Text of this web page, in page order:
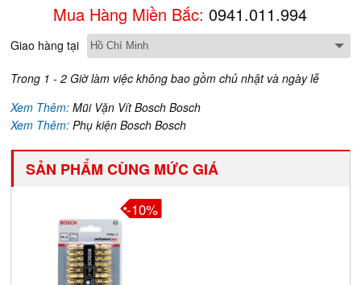
Mua Hàng Miền Bắc: 0941.011.994
Giao hàng tại
Trong 1 - 2 Giờ làm việc không bao gồm chủ nhật và ngày lễ
Xem Thêm:Mũi Vặn Vít Bosch Bosch
Xem Thêm:Phụ kiện Bosch Bosch
SẢN PHẨM CÙNG MỨC GIÁ
-10%